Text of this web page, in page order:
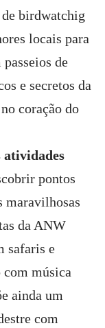
de birdwatchig
locais para
de
e secretos da
coração do
atividades
pontos
maravilhosas
da ANW
safaris e
com música
ainda um
com